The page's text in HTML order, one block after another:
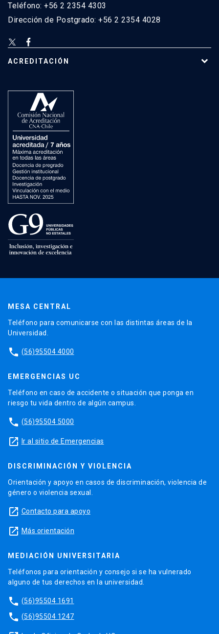
Teléfono: +56 2 2354 4303
Dirección de Postgrado: +56 2 2354 4028
ACREDITACIÓN
MESA CENTRAL
Teléfono para comunicarse con las distintas áreas de la
Universidad.
phone (56)95504 4000
EMERGENCIAS UC
Teléfono en caso de accidente o situación que ponga en
riesgo tu vida dentro de algún campus.
phone (56)95504 5000
launch Ir al sitio de Emergencias
DISCRIMINACIÓN Y VIOLENCIA
Orientación y apoyo en casos de discriminación, violencia de
género o violencia sexual.
launch Contacto para apoyo
launch Más orientación
MEDIACIÓN UNIVERSITARIA
Teléfonos para orientación y consejo si se ha vulnerado
alguno de tus derechos en la universidad.
phone (56)95504 1691
phone (56)95504 1247